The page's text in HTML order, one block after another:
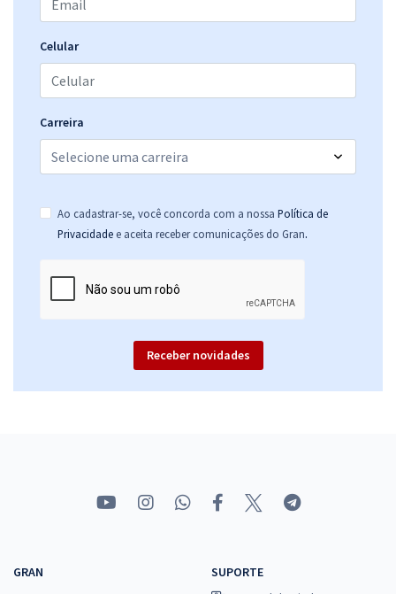
ou 12x deR$31,32
MP TO - Ministério Público do Estado do Tocantins - Cargo 10 -
Analista Ministerial Especializado - Área de Atuação: Jornalismo (Pré-
24,65
Comprar
Celular
Carreira
Ao cadastrar-se, você concorda com a nossa Política de
Privacidade e aceita receber comunicações do Gran.
Receber novidades
GRAN
SUPORTE